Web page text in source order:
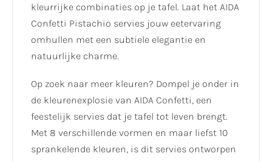
kleurrijke combinaties op je tafel. Laat het AIDA
Confetti Pistachio servies jouw eetervaring
omhullen met een subtiele elegantie en
natuurlijke charme.
Op zoek naar meer kleuren? Dompel je onder in
de kleurenexplosie van AIDA Confetti, een
feestelijk servies dat je tafel tot leven brengt.
Met 8 verschillende vormen en maar liefst 10
sprankelende kleuren, is dit servies ontworpen